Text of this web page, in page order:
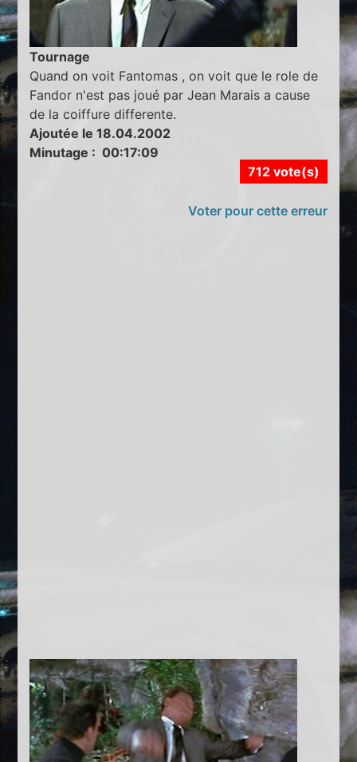
Tournage
Quand on voit Fantomas , on voit que le role de
Fandor n'est pas joué par Jean Marais a cause
de la coiffure differente.
Ajoutée le 18.04.2002
Minutage : 00:17:09
712 vote(s)
Voter pour cette erreur